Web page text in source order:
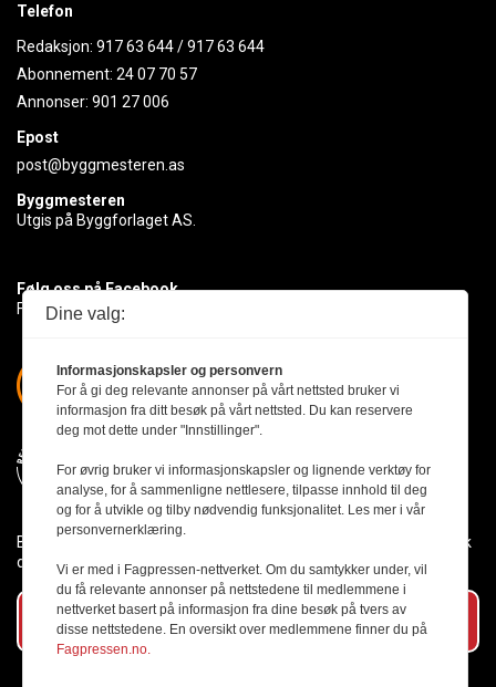
Telefon
Redaksjon: 917 63 644/917 63 644
Abonnement: 24 07 70 57
Annonser: 901 27 006
Epost
post@byggmesteren.as
Byggmesteren
Utgis på Byggforlaget AS.
Følg oss på Facebook
Få med deg det siste innen byggebransjen
Byggmesteren følger Vær Varsom-plakaten og presseetikken slik
den er nedfelt i Redaktørplakaten.
Abonner på vårt nyhetsbrev
Dine valg:
Informasjonskapsler og personvern
For å gi deg relevante annonser på vårt nettsted bruker vi
informasjon fra ditt besøk på vårt nettsted. Du kan reservere
deg mot dette under "Innstillinger".
For øvrig bruker vi informasjonskapsler og lignende verktøy for
analyse, for å sammenligne nettlesere, tilpasse innhold til deg
og for å utvikle og tilby nødvendig funksjonalitet. Les mer i vår
personvernerklæring.
Vi er med i Fagpressen-nettverket. Om du samtykker under, vil
du få relevante annonser på nettstedene til medlemmene i
nettverket basert på informasjon fra dine besøk på tvers av
disse nettstedene. En oversikt over medlemmene finner du på
Fagpressen.no.